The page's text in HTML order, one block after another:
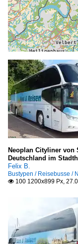
Neoplan Cityliner von
Deutschland im
Felix B.
Bustypen / Reisebusse /
 100 1200x899 Px,